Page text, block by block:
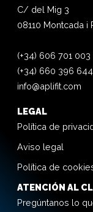
C/ del Mig 3
08110 Montcada i
(+34) 606 701 003
(+34) 660 396 644
info@aplifit.com
LEGAL
Política de
Aviso legal
Política de
ATENCIÓN AL
Pregúntanos lo